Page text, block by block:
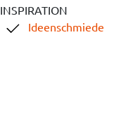
INSPIRATION
Ideenschmiede